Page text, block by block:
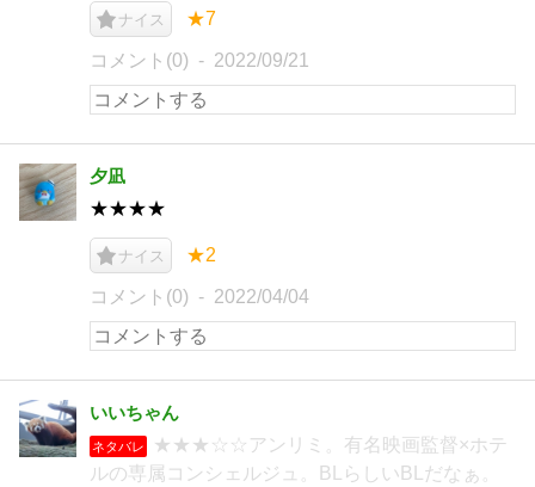
ナイス ★7
コメント(0) 2022/09/21
夕凪
★★★★
ナイス ★2
コメント(0) 2022/04/04
いいちゃん
ネタバレ
★★★☆☆アンリミ。有名映画監督×ホテ
ルの専属コンシェルジュ。BLらしいBLだなぁ。